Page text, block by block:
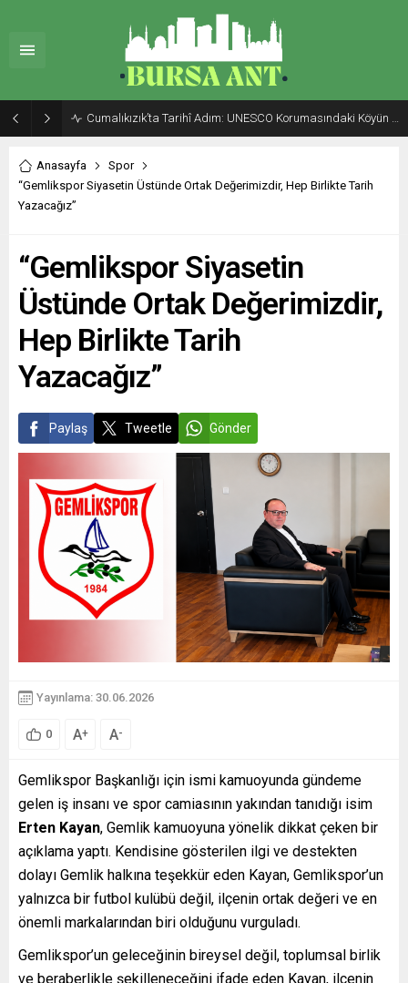
Cumalıkızık’ta Tarihî Adım: UNESCO Korumasındaki Köyün Sakinleri İlk Kez Psikolojik Mercek Altında
Anasayfa
Spor
“Gemlikspor Siyasetin Üstünde Ortak Değerimizdir, Hep Birlikte Tarih
Yazacağız”
“Gemlikspor Siyasetin
Üstünde Ortak Değerimizdir,
Hep Birlikte Tarih
Yazacağız”
Paylaş Tweetle Gönder
Yayınlama: 30.06.2026
0 A+ A-
Gemlikspor Başkanlığı için ismi kamuoyunda gündeme
gelen iş insanı ve spor camiasının yakından tanıdığı isim
Erten Kayan, Gemlik kamuoyuna yönelik dikkat çeken bir
açıklama yaptı. Kendisine gösterilen ilgi ve destekten
dolayı Gemlik halkına teşekkür eden Kayan, Gemlikspor’un
yalnızca bir futbol kulübü değil, ilçenin ortak değeri ve en
önemli markalarından biri olduğunu vurguladı.
Gemlikspor’un geleceğinin bireysel değil, toplumsal birlik
ve beraberlikle şekilleneceğini ifade eden Kayan, ilçenin